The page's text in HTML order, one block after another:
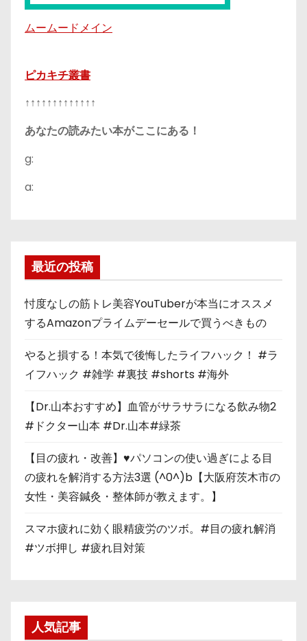
ムームードメイン
ピカキチ叢書
↑↑↑↑↑↑↑↑↑↑↑↑↑
あなたの読みたい本がここにある！
g:
a:
最近の投稿
忖度なしの筋トレ美容YouTuberが本当にオススメ
するAmazonプライムデーセールで買うべきもの
やると損する！本気で後悔したライフハック！ #ラ
イフハック #雑学 #裏技 #shorts #海外
【Dr.山本おすすめ】血管がサラサラになる飲み物2
#ドクター山本 #Dr.山本#緑茶
【目の疲れ・改善】♥パソコンの使い過ぎによる目
の疲れを解消する方法3選 (^0^)b【大阪府茨木市の
女性・美容鍼灸・整体師が教えます。】
スマホ疲れに効く眼精疲労のツボ。#目の疲れ解消
#ツボ押し #疲れ目対策
人気記事